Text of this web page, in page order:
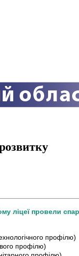
ліцеї провели
профілю)
профілю)